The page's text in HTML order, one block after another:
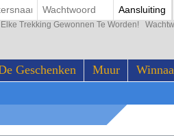
Geschenken Muur
Aansluiting
Trekking Gewonnen Te Worden!